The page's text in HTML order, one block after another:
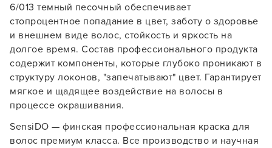
6/013 темный песочный обеспечивает
стопроцентное попадание в цвет, заботу о здоровье
и внешнем виде волос, стойкость и яркость на
долгое время. Состав профессионального продукта
содержит компоненты, которые глубоко проникают в
структуру локонов, "запечатывают" цвет. Гарантирует
мягкое и щадящее воздействие на волосы в
процессе окрашивания.
SensiDO — финская профессиональная краска для
волос премиум класса. Все производство и научная